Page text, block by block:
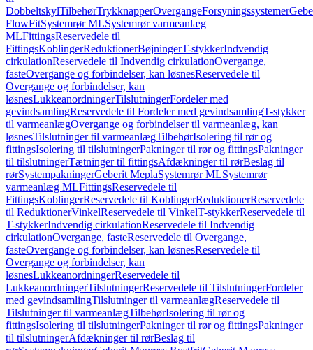
DobbeltskylTilbehørTrykknapperOvergangeForsyningssystemer
FlowFitSystemrør MLSystemrør varmeanlæg
MLFittingsReservedele til
FittingsKoblingerReduktionerBøjningerT-stykkerIndvendig
cirkulationReservedele til Indvendig cirkulationOvergange,
fasteOvergange og forbindelser, kan løsnesReservedele til
Overgange og forbindelser, kan
løsnesLukkeanordningerTilslutningerFordeler med
gevindsamlingReservedele til Fordeler med gevindsamlingT-stykker
til varmeanlægOvergange og forbindelser til varmeanlæg, kan
løsnesTilslutninger til varmeanlægTilbehørIsolering til rør og
fittingsIsolering til tilslutningerPakninger til rør og fittingsPakninger
til tilslutningerTætninger til fittingsAfdækninger til rørBeslag til
rørSystempakningerGeberit MeplaSystemrør MLSystemrør
varmeanlæg MLFittingsReservedele til
FittingsKoblingerReservedele til KoblingerReduktionerReservedele
til ReduktionerVinkelReservedele til VinkelT-stykkerReservedele til
T-stykkerIndvendig cirkulationReservedele til Indvendig
cirkulationOvergange, fasteReservedele til Overgange,
fasteOvergange og forbindelser, kan løsnesReservedele til
Overgange og forbindelser, kan
løsnesLukkeanordningerReservedele til
LukkeanordningerTilslutningerReservedele til TilslutningerFordeler
med gevindsamlingTilslutninger til varmeanlægReservedele til
Tilslutninger til varmeanlægTilbehørIsolering til rør og
fittingsIsolering til tilslutningerPakninger til rør og fittingsPakninger
til tilslutningerAfdækninger til rørBeslag til